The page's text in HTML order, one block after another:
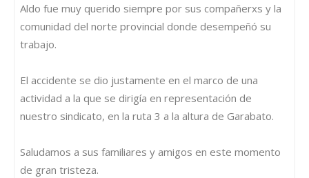
Aldo fue muy querido siempre por sus compañerxs y la
comunidad del norte provincial donde desempeñó su
trabajo.
El accidente se dio justamente en el marco de una
actividad a la que se dirigía en representación de
nuestro sindicato, en la ruta 3 a la altura de Garabato.
Saludamos a sus familiares y amigos en este momento
de gran tristeza.